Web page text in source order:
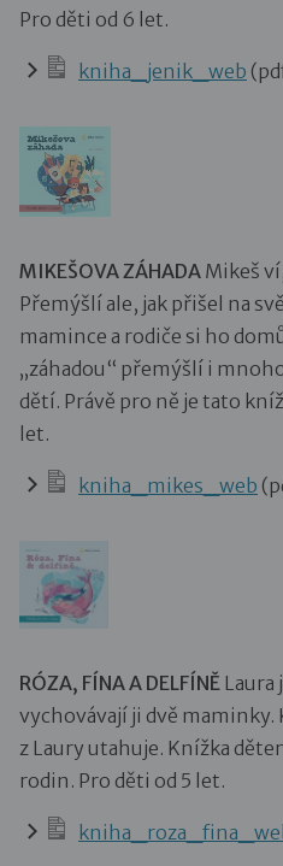
Pro děti od 6 let.
kniha_jenik_web
MIKEŠOVA ZÁHADA Mikeš
Přemýšlí ale, jak přišel na
mamince a rodiče si ho
„záhadou“ přemýšlí i
dětí. Právě pro ně je tato
let.
kniha_mikes_web
RÓZA, FÍNA A DELFÍNĚ Laura
vychovávají ji dvě maminky.
z Laury utahuje. Knížka
rodin. Pro děti od 5 let.